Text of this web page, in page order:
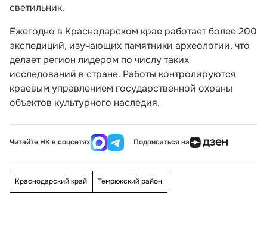
светильник.
Ежегодно в Краснодарском крае работает более 200
экспедиций, изучающих памятники археологии, что
делает регион лидером по числу таких
исследований в стране. Работы контролируются
краевым управлением государственной охраны
объектов культурного наследия.
Читайте НК в соцсетях Подписаться на
Краснодарский край Темрюкский район